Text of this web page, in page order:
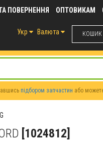
ПОВЕРНЕННЯ ОПТОВИКАМ
КОШИК
Укр Валюта
підбором запчастин або
[1024812]